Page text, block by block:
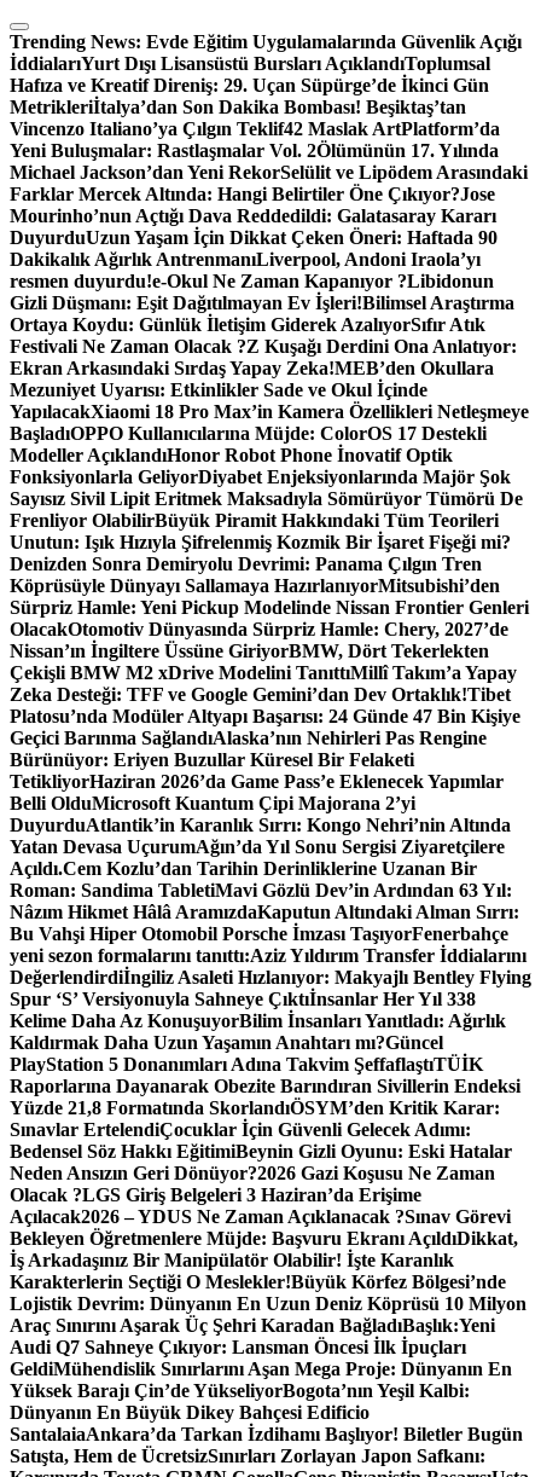
Skip
to
content
Trending News: Evde Eğitim Uygulamalarında Güvenlik Açığı
İddialarıYurt Dışı Lisansüstü Bursları AçıklandıToplumsal
Hafıza ve Kreatif Direniş: 29. Uçan Süpürge’de İkinci Gün
Metrikleriİtalya’dan Son Dakika Bombası! Beşiktaş’tan
Vincenzo Italiano’ya Çılgın Teklif42 Maslak ArtPlatform’da
Yeni Buluşmalar: Rastlaşmalar Vol. 2Ölümünün 17. Yılında
Michael Jackson’dan Yeni RekorSelülit ve Lipödem Arasındaki
Farklar Mercek Altında: Hangi Belirtiler Öne Çıkıyor?Jose
Mourinho’nun Açtığı Dava Reddedildi: Galatasaray Kararı
DuyurduUzun Yaşam İçin Dikkat Çeken Öneri: Haftada 90
Dakikalık Ağırlık AntrenmanıLiverpool, Andoni Iraola’yı
resmen duyurdu!e-Okul Ne Zaman Kapanıyor ?Libidonun
Gizli Düşmanı: Eşit Dağıtılmayan Ev İşleri!Bilimsel Araştırma
Ortaya Koydu: Günlük İletişim Giderek AzalıyorSıfır Atık
Festivali Ne Zaman Olacak ?Z Kuşağı Derdini Ona Anlatıyor:
Ekran Arkasındaki Sırdaş Yapay Zeka!MEB’den Okullara
Mezuniyet Uyarısı: Etkinlikler Sade ve Okul İçinde
YapılacakXiaomi 18 Pro Max’in Kamera Özellikleri Netleşmeye
BaşladıOPPO Kullanıcılarına Müjde: ColorOS 17 Destekli
Modeller AçıklandıHonor Robot Phone İnovatif Optik
Fonksiyonlarla GeliyorDiyabet Enjeksiyonlarında Majör Şok
Sayısız Sivil Lipit Eritmek Maksadıyla Sömürüyor Tümörü De
Frenliyor OlabilirBüyük Piramit Hakkındaki Tüm Teorileri
Unutun: Işık Hızıyla Şifrelenmiş Kozmik Bir İşaret Fişeği mi?
Denizden Sonra Demiryolu Devrimi: Panama Çılgın Tren
Köprüsüyle Dünyayı Sallamaya HazırlanıyorMitsubishi’den
Sürpriz Hamle: Yeni Pickup Modelinde Nissan Frontier Genleri
OlacakOtomotiv Dünyasında Sürpriz Hamle: Chery, 2027’de
Nissan’ın İngiltere Üssüne GiriyorBMW, Dört Tekerlekten
Çekişli BMW M2 xDrive Modelini TanıttıMillî Takım’a Yapay
Zeka Desteği: TFF ve Google Gemini’dan Dev Ortaklık!Tibet
Platosu’nda Modüler Altyapı Başarısı: 24 Günde 47 Bin Kişiye
Geçici Barınma SağlandıAlaska’nın Nehirleri Pas Rengine
Bürünüyor: Eriyen Buzullar Küresel Bir Felaketi
TetikliyorHaziran 2026’da Game Pass’e Eklenecek Yapımlar
Belli OlduMicrosoft Kuantum Çipi Majorana 2’yi
DuyurduAtlantik’in Karanlık Sırrı: Kongo Nehri’nin Altında
Yatan Devasa UçurumAğın’da Yıl Sonu Sergisi Ziyaretçilere
Açıldı.Cem Kozlu’dan Tarihin Derinliklerine Uzanan Bir
Roman: Sandima TabletiMavi Gözlü Dev’in Ardından 63 Yıl:
Nâzım Hikmet Hâlâ AramızdaKaputun Altındaki Alman Sırrı:
Bu Vahşi Hiper Otomobil Porsche İmzası TaşıyorFenerbahçe
yeni sezon formalarını tanıttı:Aziz Yıldırım Transfer İddialarını
Değerlendirdiİngiliz Asaleti Hızlanıyor: Makyajlı Bentley Flying
Spur ‘S’ Versiyonuyla Sahneye Çıktıİnsanlar Her Yıl 338
Kelime Daha Az KonuşuyorBilim İnsanları Yanıtladı: Ağırlık
Kaldırmak Daha Uzun Yaşamın Anahtarı mı?Güncel
PlayStation 5 Donanımları Adına Takvim ŞeffaflaştıTÜİK
Raporlarına Dayanarak Obezite Barındıran Sivillerin Endeksi
Yüzde 21,8 Formatında SkorlandıÖSYM’den Kritik Karar:
Sınavlar ErtelendiÇocuklar İçin Güvenli Gelecek Adımı:
Bedensel Söz Hakkı EğitimiBeynin Gizli Oyunu: Eski Hatalar
Neden Ansızın Geri Dönüyor?2026 Gazi Koşusu Ne Zaman
Olacak ?LGS Giriş Belgeleri 3 Haziran’da Erişime
Açılacak2026 – YDUS Ne Zaman Açıklanacak ?Sınav Görevi
Bekleyen Öğretmenlere Müjde: Başvuru Ekranı AçıldıDikkat,
İş Arkadaşınız Bir Manipülatör Olabilir! İşte Karanlık
Karakterlerin Seçtiği O Meslekler!Büyük Körfez Bölgesi’nde
Lojistik Devrim: Dünyanın En Uzun Deniz Köprüsü 10 Milyon
Araç Sınırını Aşarak Üç Şehri Karadan BağladıBaşlık:Yeni
Audi Q7 Sahneye Çıkıyor: Lansman Öncesi İlk İpuçları
GeldiMühendislik Sınırlarını Aşan Mega Proje: Dünyanın En
Yüksek Barajı Çin’de YükseliyorBogota’nın Yeşil Kalbi:
Dünyanın En Büyük Dikey Bahçesi Edificio
SantalaiaAnkara’da Tarkan İzdihamı Başlıyor! Biletler Bugün
Satışta, Hem de ÜcretsizSınırları Zorlayan Japon Safkanı: